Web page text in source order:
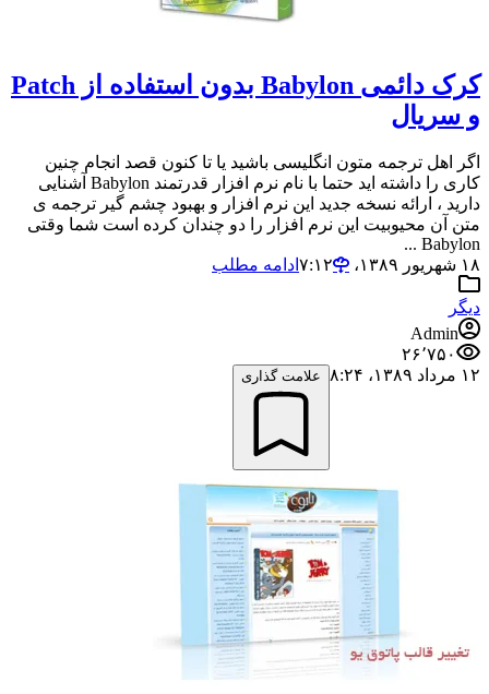
کرک دائمی Babylon بدون استفاده از Patch
و سریال
اگر اهل ترجمه متون انگلیسی باشید یا تا کنون قصد انجام چنین
کاری را داشته اید حتما با نام نرم افزار قدرتمند Babylon آشنایی
دارید ، ارائه نسخه جدید این نرم افزار و بهبود چشم گیر ترجمه ی
متن آن محیوبیت این نرم افزار را دو چندان کرده است شما وقتی
Babylon ...
۱۸ شهریور ۱۳۸۹،‏ ۷:۱۲
ادامه مطلب
دیگر
Admin
۲۶٬۷۵۰
۱۲ مرداد ۱۳۸۹،‏ ۸:۲۴
علامت گذاری